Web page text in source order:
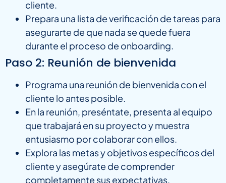
cliente.
Prepara una lista de verificación de tareas para
asegurarte de que nada se quede fuera
durante el proceso de onboarding.
Paso 2: Reunión de bienvenida
Programa una reunión de bienvenida con el
cliente lo antes posible.
En la reunión, preséntate, presenta al equipo
que trabajará en su proyecto y muestra
entusiasmo por colaborar con ellos.
Explora las metas y objetivos específicos del
cliente y asegúrate de comprender
completamente sus expectativas.